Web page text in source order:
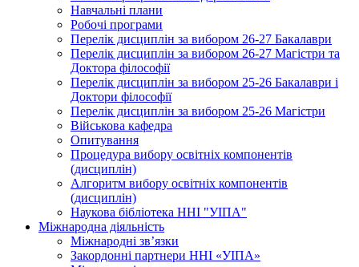
Навчальні плани
Робочі програми
Перелік дисциплін за вибором 26-27 Бакалаври
Перелік дисциплін за вибором 26-27 Магістри та
Доктора філософії
Перелік дисциплін за вибором 25-26 Бакалаври і
Доктори філософії
Перелік дисциплін за вибором 25-26 Магістри
Військова кафедра
Опитування
Процедура вибору освітніх компонентів
(дисциплін)
Алгоритм вибору освітніх компонентів
(дисциплін)
Наукова бібліотека ННІ "УІПА"
Міжнародна діяльність
Міжнародні зв’язки
Закордонні партнери ННІ «УІПА»